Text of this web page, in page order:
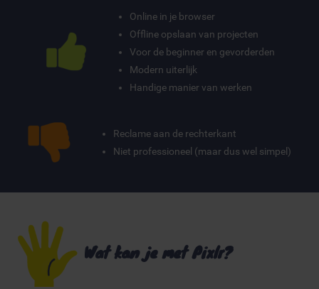
Online in je browser
Offline opslaan van projecten
Voor de beginner en gevorderden
Modern uiterlijk
Handige manier van werken
Reclame aan de rechterkant
Niet professioneel (maar dus wel simpel)
Wat kan je met Pixlr?